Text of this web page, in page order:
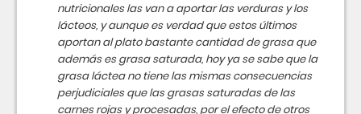
nutricionales las van a aportar las verduras y los
lácteos, y aunque es verdad que estos últimos
aportan al plato bastante cantidad de grasa que
además es grasa saturada, hoy ya se sabe que la
grasa láctea no tiene las mismas consecuencias
perjudiciales que las grasas saturadas de las
carnes rojas y procesadas, por el efecto de otros